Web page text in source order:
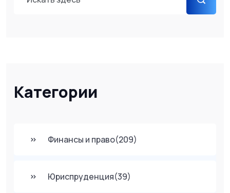
Категории
Финансы и право(209)
Юриспруденция(39)